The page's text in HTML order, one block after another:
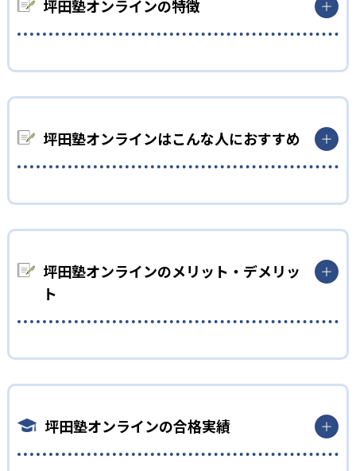
坪田塾オンラインの特徴
坪田塾は、自宅でインプットをし、塾では小テストを通してア
には、生徒の学力に合った教材を使用するため、自力でもでき
るようになっている。場合によっては高校生が小学生の教材を使
用することもある。自力で知識を得ることを続けることで、生
説明する。答えをすぐに教えてしまうと、勉強が捗るように見え
るが、講師がいないと何もできないようになりがち。家でも一
人で勉強できるよう、考え方を中心に指導し、効率的な勉強法
を身につけられる。
る。タイプに合わせて言葉選びや接し方を変えている。生徒一
人ひとりに合わせた指導を行うことで、講師と合わないという
問題になりづらい。
坪田塾オンラインはこんな人におすすめ
急用の場合でも、当日振替可能。曜日・時間を変更しても、担
当講師を変えずに継続して指導を受けられるため安心。
る。そして、進度に合わせてカリキュラムを作成してもらえる。
ペースで勉強できる。
高校生
自分のペースで受験勉強を進めたい人におすすめ
坪田塾は長期にわたって勉強を続けられるモチベーションを維
持する仕組みをつくっている。カリキュラムは一人ひとりに合
坪田塾オンラインのメリット・デメリッ
ト
一人ひとり異なる指導を行う。それぞれのタイプに最適なコミ
ュニケーションを取ってくれるので、モチベーションを維持でき
坪田塾オンラインの合格実績